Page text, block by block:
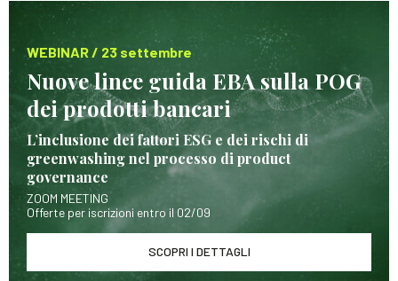
WEBINAR / 23 settembre
Nuove linee guida EBA sulla POG
dei prodotti bancari
L’inclusione dei fattori ESG e dei rischi di
greenwashing nel processo di product
governance
ZOOM MEETING
Offerte per iscrizioni entro il 02/09
SCOPRI I DETTAGLI